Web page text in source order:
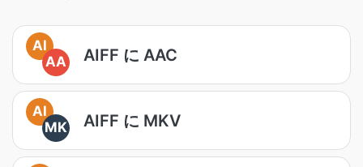
AI
AA
AIFF に AAC
AI
MK
AIFF に MKV